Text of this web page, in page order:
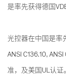
是率先获得德国
光控器在中国是率
ANSI C136.10,
准，及美国UL认